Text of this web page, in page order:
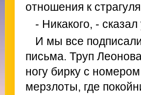
отношения к
- Никакого, -
И мы все
письма. Труп
ногу бирку с
мерзлоты, где